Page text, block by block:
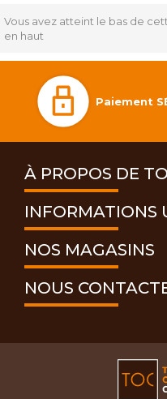
Vous avez atteint le bas de
en haut
Paiement
À PROPOS DE
INFORMATIONS
NOS MAGASINS
NOUS